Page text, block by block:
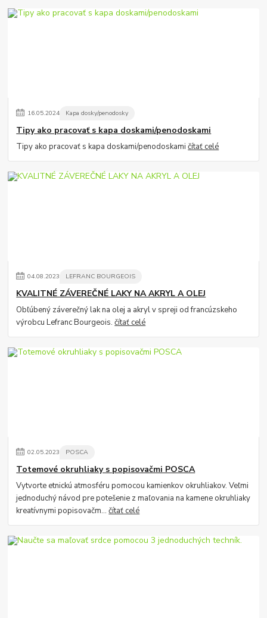
16.05.2024 Kapa dosky/penodosky
Tipy ako pracovať s kapa doskami/penodoskami
Tipy ako pracovať s kapa doskami/penodoskamičítať celé
04.08.2023 LEFRANC BOURGEOIS
KVALITNÉ ZÁVEREČNÉ LAKY NA AKRYL A OLEJ
Obľúbený záverečný lak na olej a akryl v spreji od francúzskeho
výrobcu Lefranc Bourgeois.čítať celé
02.05.2023 POSCA
Totemové okruhliaky s popisovačmi POSCA
Vytvorte etnickú atmosféru pomocou kamienkov okruhliakov. Veľmi
jednoduchý návod pre potešenie z maľovania na kamene okruhliaky
kreatívnymi popisovačm...čítať celé